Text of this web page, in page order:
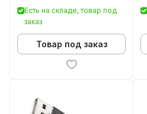
Есть на складе, товар под
заказ
Товар под заказ